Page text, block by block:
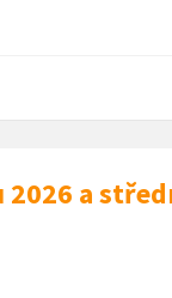
2026 a